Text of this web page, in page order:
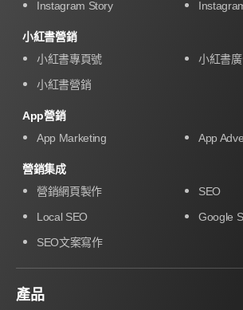
Instagram Story
小紅書營銷
小紅書專頁號
小紅書
小紅書營銷
App營銷
App Marketing
App
營銷集成
營銷網頁製作
SEO
Local SEO
Google
SEO文案寫作
產品